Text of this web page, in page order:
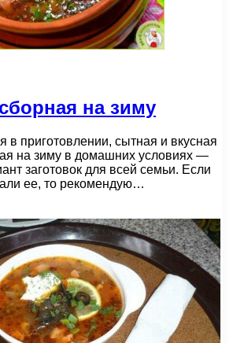
на зиму
в приготовлении, сытная и вкусная
на зиму в домашних условиях —
заготовок для всей семьи. Если
ее, то рекомендую…